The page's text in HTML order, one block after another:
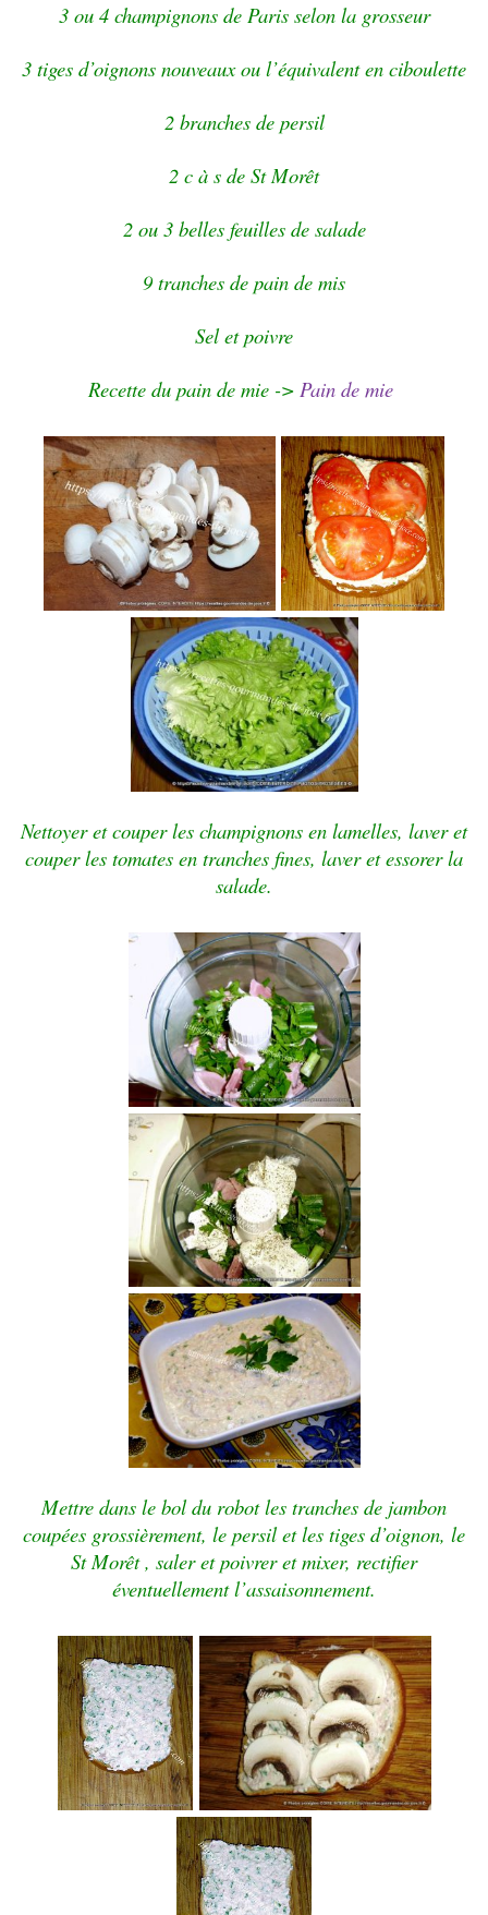
3 ou 4 champignons de Paris selon la grosseur
3 tiges d’oignons nouveaux ou l’équivalent en ciboulette
2 branches de persil
2 c à s de St Morêt
2 ou 3 belles feuilles de salade
9 tranches de pain de mis
Sel et poivre
Recette du pain de mie -> Pain de mie
Nettoyer et couper les champignons en lamelles, laver et
couper les tomates en tranches fines, laver et essorer la
salade.
Mettre dans le bol du robot les tranches de jambon
coupées grossièrement, le persil et les tiges d’oignon, le
St Morêt , saler et poivrer et mixer, rectifier
éventuellement l’assaisonnement.